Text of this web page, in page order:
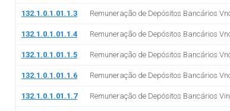
132.1.0.1.01.1.3 Remuneração de Depósitos Bancários
132.1.0.1.01.1.4 Remuneração de Depósitos Bancários
132.1.0.1.01.1.5 Remuneração de Depósitos Bancários
132.1.0.1.01.1.6 Remuneração de Depósitos Bancários
132.1.0.1.01.1.7 Remuneração de Depósitos Bancários